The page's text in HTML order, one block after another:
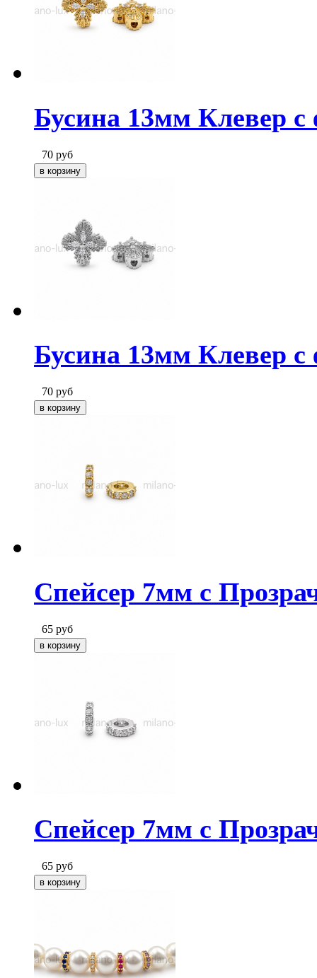
Бусина 13мм Клевер с
70 руб
Бусина 13мм Клевер
70 руб
Спейсер 7мм с
65 руб
Спейсер 7мм с
65 руб